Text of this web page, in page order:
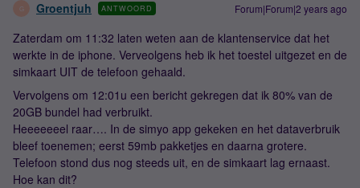
G Groentjuh ANTWOORD Forum|Forum|2 years ago
Zaterdam om 11:32 laten weten aan de klantenservice dat het
werkte in de iphone. Verveolgens heb ik het toestel uitgezet en de
simkaart UIT de telefoon gehaald.
Vervolgens om 12:01u een bericht gekregen dat ik 80% van de
20GB bundel had verbruikt.
Heeeeeeel raar…. In de simyo app gekeken en het dataverbruik
bleef toenemen; eerst 59mb pakketjes en daarna grotere.
Telefoon stond dus nog steeds uit, en de simkaart lag ernaast.
Hoe kan dit?